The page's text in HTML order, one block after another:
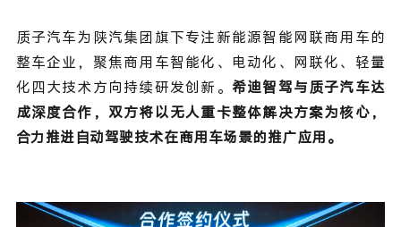
质子汽车为陕汽集团旗下专注新能源智能网联商用车的
整车企业，聚焦商用车智能化、电动化、网联化、轻量
化四大技术方向持续研发创新。 希迪智驾与质子汽车达
成深度合作，双方将以无人重卡整体解决方案为核心，
合力推进自动驾驶技术在商用车场景的推广应用。